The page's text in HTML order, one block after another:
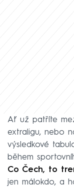
Ať už patříte
extraligu, nebo
výsledkové
během
Co Čech, to
jen málokdo, a